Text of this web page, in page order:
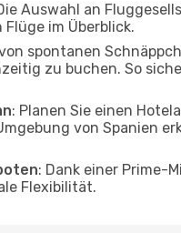
Auswahl an
im Überblick.
spontanen
zu buchen. So
: Planen Sie einen
von Spanien
: Dank einer Prime-
Flexibilität.